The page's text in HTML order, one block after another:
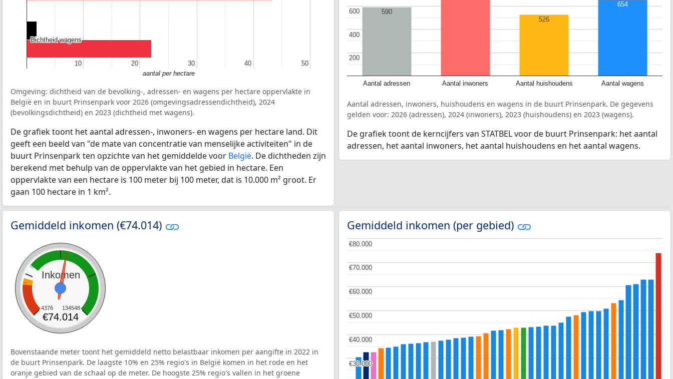
10
10 20
20 30
30 40
40 50
50
Dichtheid wagens
Dichtheid wagens
aantal per hectare
Omgeving: dichtheid van de bevolking-, adressen- en wagens per hectare oppervlakte in
België en in buurt Prinsenpark voor 2026 (omgevingsadressendichtheid), 2024
(bevolkingsdichtheid) en 2023 (dichtheid met wagens).
De grafiek toont het aantal adressen-, inwoners- en wagens per hectare land. Dit
geeft een beeld van "de mate van concentratie van menselijke activiteiten" in de
buurt Prinsenpark ten opzichte van het gemiddelde voor België. De dichtheden zijn
berekend met behulp van de oppervlakte van het gebied in hectare. Een
oppervlakte van een hectare is 100 meter bij 100 meter, dat is 10.000 m² groot. Er
gaan 100 hectare in 1 km².
Aantal adressen Aantal inwoners Aantal huishoudens Aantal wagens
200
200
400
400
600
600 590
526
654
Aantal adressen, inwoners, huishoudens en wagens in de buurt Prinsenpark. De gegevens
gelden voor: 2026 (adressen), 2024 (inwoners), 2023 (huishoudens) en 2023 (wagens).
De grafiek toont de kerncijfers van STATBEL voor de buurt Prinsenpark: het aantal
adressen, het aantal inwoners, het aantal huishoudens en het aantal wagens.
Gemiddeld inkomen (€74.014)
Inkomen
4376 134548
€74.014
Bovenstaande meter toont het gemiddeld netto belastbaar inkomen per aangifte in 2022 in
de buurt Prinsenpark. De laagste 10% en 25% regio's in België komen in het rode en het
oranje gebied van de schaal op de meter. De hoogste 25% regio's vallen in het groene
Gemiddeld inkomen (per gebied)
€30.000
€30.000
€40.000
€40.000
€50.000
€50.000
€60.000
€60.000
€70.000
€70.000
€80.000
€80.000